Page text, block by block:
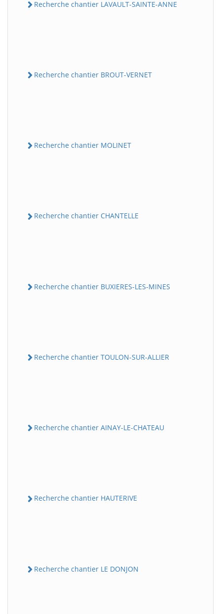
Recherche chantier LAVAULT-SAINTE-ANNE
Recherche chantier BROUT-VERNET
Recherche chantier MOLINET
Recherche chantier CHANTELLE
Recherche chantier BUXIERES-LES-MINES
Recherche chantier TOULON-SUR-ALLIER
Recherche chantier AINAY-LE-CHATEAU
Recherche chantier HAUTERIVE
Recherche chantier LE DONJON